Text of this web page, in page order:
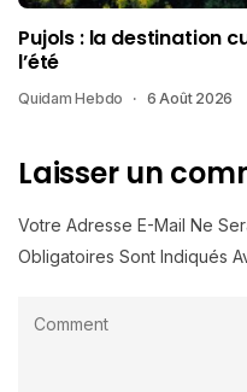
Pujols : la destination
l’été
Quidam Hebdo 6 Août 2026
Laisser un
Votre Adresse E-Mail Ne
Obligatoires Sont Indiqués